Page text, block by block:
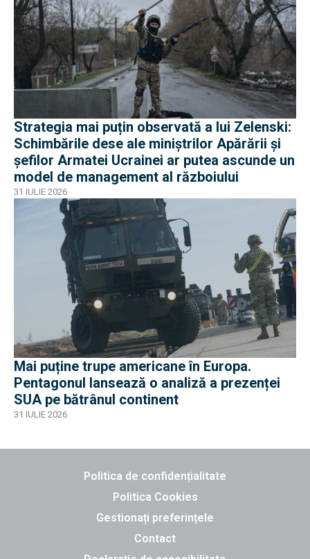
Strategia mai puțin observată a lui Zelenski:
Schimbările dese ale miniștrilor Apărării și
șefilor Armatei Ucrainei ar putea ascunde un
model de management al războiului
31 IULIE 2026
Mai puține trupe americane în Europa.
Pentagonul lansează o analiză a prezenței
SUA pe bătrânul continent
31 IULIE 2026
Politica de confidențialitate
Politica Cookies
Gestionați preferințele
Contact